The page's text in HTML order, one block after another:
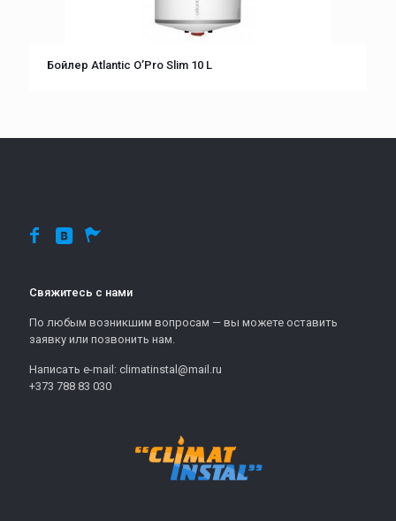
Бойлер Atlantic O’Pro Slim 10 L
Свяжитесь с нами
По любым возникшим вопросам — вы можете оставить
заявку или позвонить нам.
Написать e-mail: climatinstal@mail.ru
+373 788 83 030